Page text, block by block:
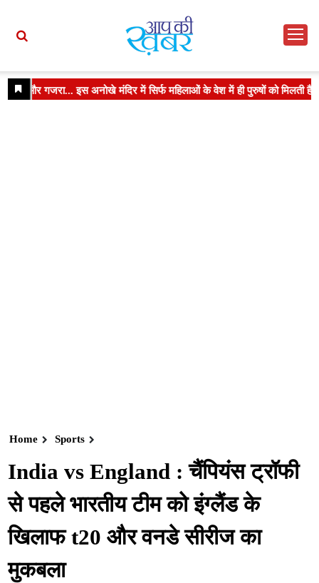
Home Sports
India vs England : चैंपियंस ट्रॉफी
से पहले भारतीय टीम को इंग्लैंड के
खिलाफ t20 और वनडे सीरीज का
मुकबला